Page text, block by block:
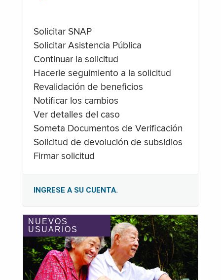
Solicitar SNAP
Solicitar Asistencia Pública
Continuar la solicitud
Hacerle seguimiento a la solicitud
Revalidación de beneficios
Notificar los cambios
Ver detalles del caso
Someta Documentos de Verificación
Solicitud de devolución de subsidios
Firmar solicitud
INGRESE A SU CUENTA.
NUEVOS
USUARIOS